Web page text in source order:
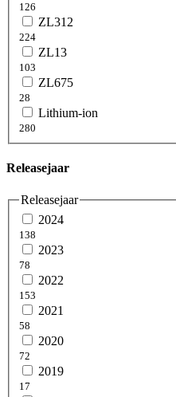
126
ZL312
224
ZL13
103
ZL675
28
Lithium-ion
280
Releasejaar
Releasejaar
2024
138
2023
78
2022
153
2021
58
2020
72
2019
17